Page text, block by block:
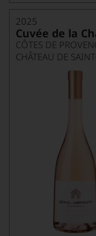
2025
Cuvée de la
CÔTES DE
CHÂTEAU DE